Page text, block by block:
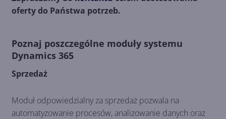
oferty do Państwa potrzeb.
Poznaj poszczególne moduły systemu
Dynamics 365
Sprzedaż
Moduł odpowiedzialny za sprzedaż pozwala na
automatyzowanie procesów, analizowanie danych oraz